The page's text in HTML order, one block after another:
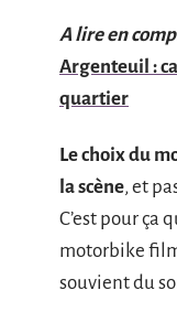
A lire en
Argenteuil :
quartier
Le choix du
la scène, et
C’est pour ça
motorbike
souvient du